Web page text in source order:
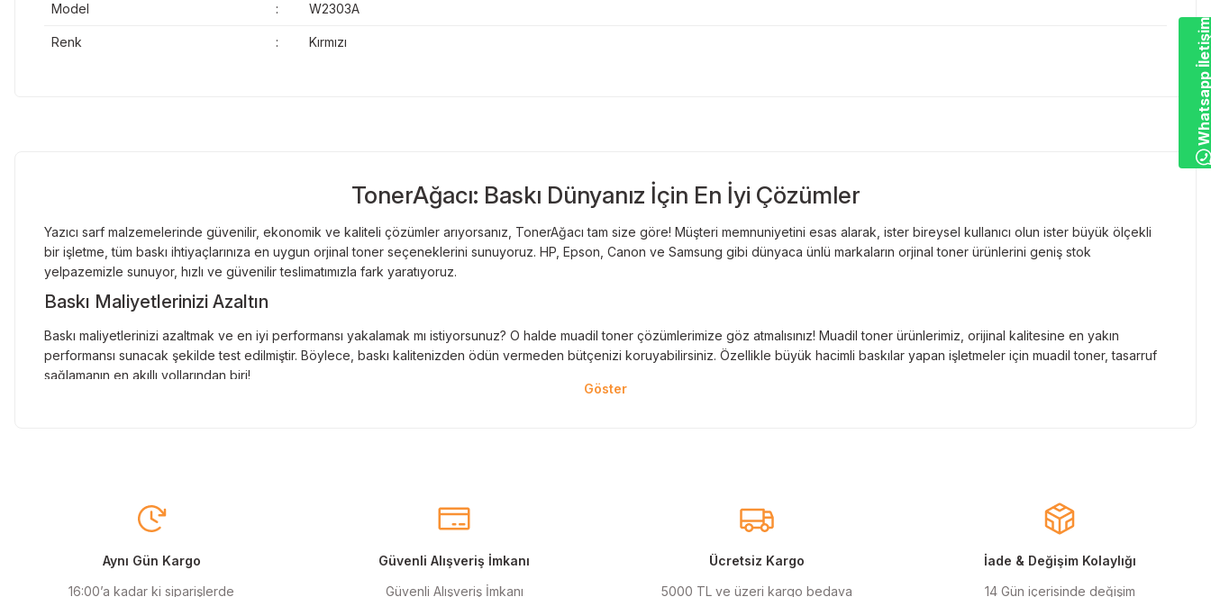
Model : W2303A
Renk : Kırmızı
TonerAğacı: Baskı Dünyanız İçin En İyi Çözümler
Yazıcı sarf malzemelerinde güvenilir, ekonomik ve kaliteli çözümler arıyorsanız, TonerAğacı tam size göre! Müşteri memnuniyetini esas alarak, ister bireysel kullanıcı olun ister büyük ölçekli
bir işletme, tüm baskı ihtiyaçlarınıza en uygun orjinal toner seçeneklerini sunuyoruz. HP, Epson, Canon ve Samsung gibi dünyaca ünlü markaların orjinal toner ürünlerini geniş stok
yelpazemizle sunuyor, hızlı ve güvenilir teslimatımızla fark yaratıyoruz.
Baskı Maliyetlerinizi Azaltın
Baskı maliyetlerinizi azaltmak ve en iyi performansı yakalamak mı istiyorsunuz? O halde muadil toner çözümlerimize göz atmalısınız! Muadil toner ürünlerimiz, orijinal kalitesine en yakın
performansı sunacak şekilde test edilmiştir. Böylece, baskı kalitenizden ödün vermeden bütçenizi koruyabilirsiniz. Özellikle büyük hacimli baskılar yapan işletmeler için muadil toner, tasarruf
sağlamanın en akıllı yollarından biri!
Maliyetleri düşürmek isteyen kullanıcılar için muadil kartuş seçeneklerimiz de mevcuttur. Muadil kartuş, kaliteli baskıyı uygun fiyatlarla almanızı sağlarken, uzun ömürlü ve dayanıklı yapısıyla
Orjinal Mürekkep ile Canlı Baskılar
Aynı Gün Kargo
16:00’a kadar ki siparişlerde
Güvenli Alışveriş İmkanı
Güvenli Alışveriş İmkanı
Ücretsiz Kargo
5000 TL ve üzeri kargo bedava
İade & Değişim Kolaylığı
14 Gün içerisinde değişim